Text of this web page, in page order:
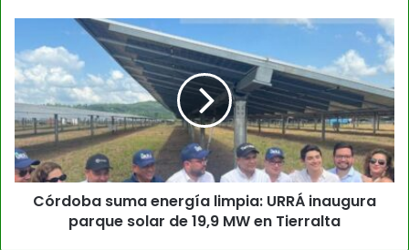
Córdoba suma energía limpia: URRÁ inaugura
parque solar de 19,9 MW en Tierralta